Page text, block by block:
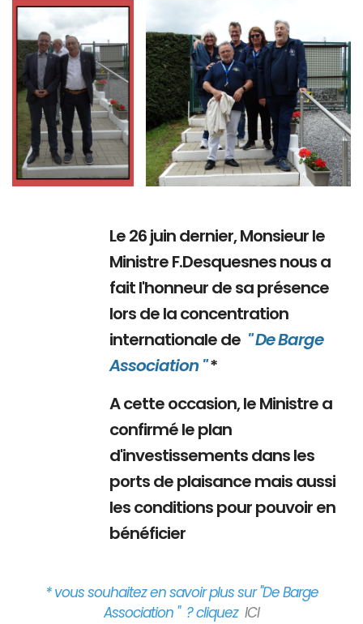
Branding
ARMCHAIR ARMCHAIR
Le 26 juin dernier, Monsieur le
Ministre F.Desquesnes nous a
fait l'honneur de sa présence
lors de la concentration
internationale de " De Barge
Association "*
A cette occasion, le Ministre a
confirmé le plan
d'investissements dans les
ports de plaisance mais aussi
les conditions pour pouvoir en
bénéficier
* vous souhaitez en savoir plus sur "De Barge
Association " ? cliquez ICI